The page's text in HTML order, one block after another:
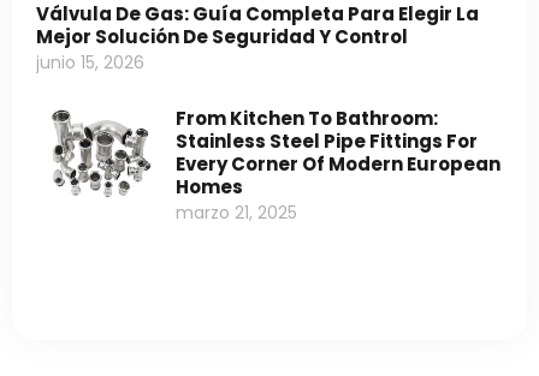
Válvula De Gas: Guía Completa Para Elegir La
Mejor Solución De Seguridad Y Control
junio 15, 2026
From Kitchen To Bathroom:
Stainless Steel Pipe Fittings For
Every Corner Of Modern European
Homes
marzo 21, 2025